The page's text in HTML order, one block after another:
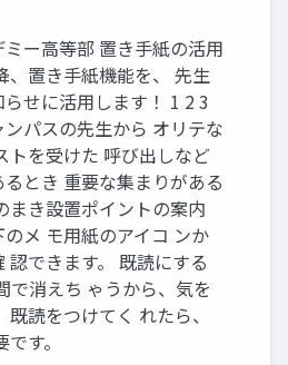
ー高等部 置き手紙の活用
、置き手紙機能を、 先生
せに活用します！ 1 2 3
ンパスの先生から オリテな
トを受けた 呼び出しなど
とき 重要な集まりがある
まき設置ポイントの案内
メ モ用紙のアイコ ンか
認できます。 既読にする
で消えち ゃうから、気を
既読をつけてく れたら、
す。